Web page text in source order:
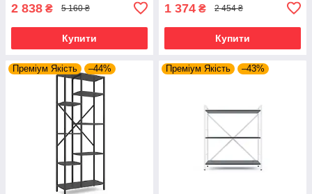
2 838 ₴ 5 160 ₴
Купити
1 374 ₴ 2 454 ₴
Купити
Преміум Якість –44% Преміум Якість –43%